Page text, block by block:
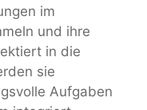
im
und ihre
in die
sie
Aufgaben